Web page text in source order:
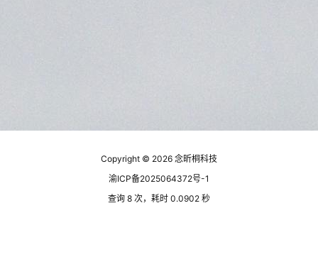
Copyright © 2026 念昕桐科技
渝ICP备2025064372号-1
查询 8 次，耗时 0.0902 秒